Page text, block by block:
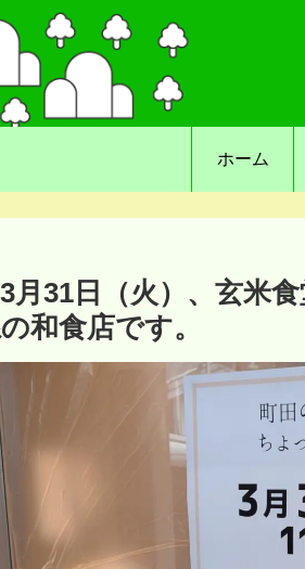
ホーム
月31日（火）、玄米
和食店です。